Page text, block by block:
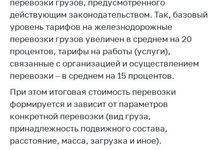
Деятельность
Ценовая политика
Антимонопольное
регулирование и
конкуренция
Торговля и услуги
Регулирование и
контроль закупок
Защита прав
потребителей
перевозки грузов, предусмотренного
действующим законодательством. Так, базовый
уровень тарифов на железнодорожные
перевозки грузов увеличен в среднем на 20
процентов, тарифы на работы (услуги),
связанные с организацией и осуществлением
перевозки – в среднем на 15 процентов.
При этом итоговая стоимость перевозки
формируется и зависит от параметров
конкретной перевозки (вид груза,
принадлежность подвижного состава,
расстояние, масса, загрузка и иное).